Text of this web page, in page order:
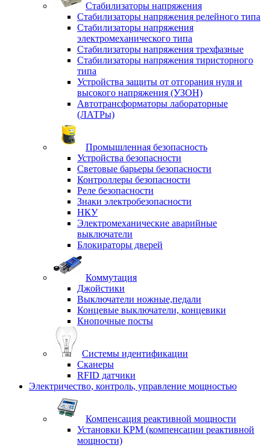
Стабилизаторы напряжения
Стабилизаторы напряжения релейного типа
Стабилизаторы напряжения
электромеханического типа
Стабилизаторы напряжения трехфазные
Стабилизаторы напряжения тиристорного
типа
Устройства защиты от отгорания нуля и
высокого напряжения (УЗОН)
Автотрансформаторы лабораторные
(ЛАТРы)
Промышленная безопасность
Устройства безопасности
Световые барьеры безопасности
Контроллеры безопасности
Реле безопасности
Знаки электробезопасности
НКУ
Электромеханические аварийные
выключатели
Блокираторы дверей
Коммутация
Джойстики
Выключатели ножные,педали
Концевые выключатели, концевики
Кнопочные посты
Системы идентификации
Сканеры
RFID датчики
Электричество, контроль, управление мощностью
Компенсация реактивной мощности
Установки КРМ (компенсации реактивной
мощности)